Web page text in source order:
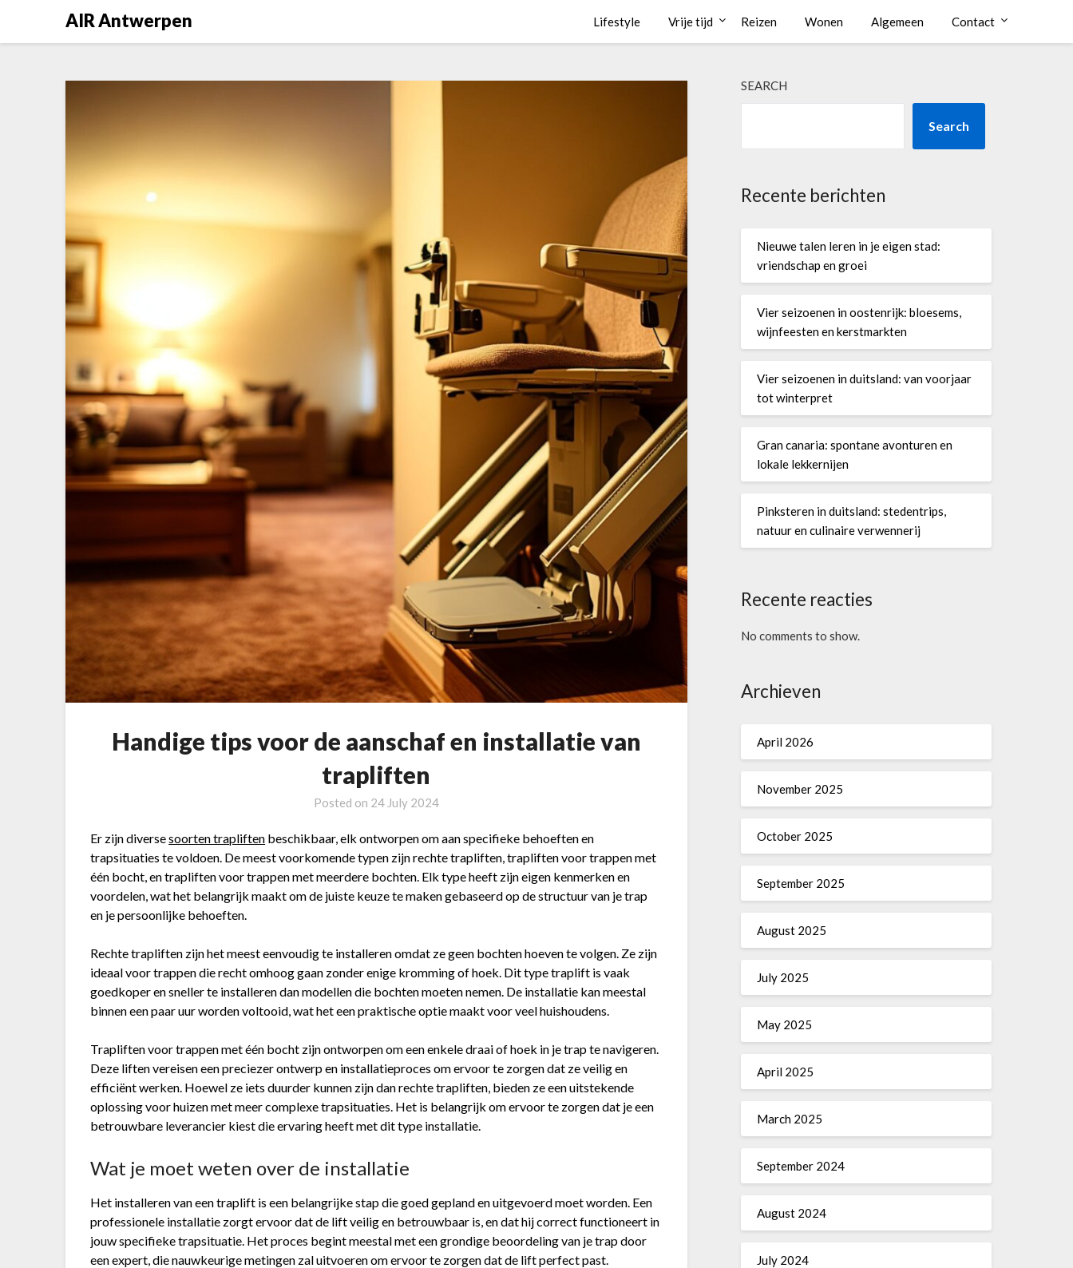
AIR Antwerpen Lifestyle Vrije tijd Reizen Wonen Algemeen Contact
Handige tips voor de aanschaf en installatie van
trapliften
Posted on 24 July 2024
Er zijn diversesoorten trapliften beschikbaar, elk ontworpen om aan specifieke behoeften en
trapsituaties te voldoen. De meest voorkomende typen zijn rechte trapliften, trapliften voor trappen met
één bocht, en trapliften voor trappen met meerdere bochten. Elk type heeft zijn eigen kenmerken en
voordelen, wat het belangrijk maakt om de juiste keuze te maken gebaseerd op de structuur van je trap
en je persoonlijke behoeften.
Rechte trapliften zijn het meest eenvoudig te installeren omdat ze geen bochten hoeven te volgen. Ze zijn
ideaal voor trappen die recht omhoog gaan zonder enige kromming of hoek. Dit type traplift is vaak
goedkoper en sneller te installeren dan modellen die bochten moeten nemen. De installatie kan meestal
binnen een paar uur worden voltooid, wat het een praktische optie maakt voor veel huishoudens.
Trapliften voor trappen met één bocht zijn ontworpen om een enkele draai of hoek in je trap te navigeren.
Deze liften vereisen een preciezer ontwerp en installatieproces om ervoor te zorgen dat ze veilig en
efficiënt werken. Hoewel ze iets duurder kunnen zijn dan rechte trapliften, bieden ze een uitstekende
oplossing voor huizen met meer complexe trapsituaties. Het is belangrijk om ervoor te zorgen dat je een
betrouwbare leverancier kiest die ervaring heeft met dit type installatie.
Wat je moet weten over de installatie
Het installeren van een traplift is een belangrijke stap die goed gepland en uitgevoerd moet worden. Een
professionele installatie zorgt ervoor dat de lift veilig en betrouwbaar is, en dat hij correct functioneert in
jouw specifieke trapsituatie. Het proces begint meestal met een grondige beoordeling van je trap door
een expert, die nauwkeurige metingen zal uitvoeren om ervoor te zorgen dat de lift perfect past.
SEARCH
Search
Recente berichten
Nieuwe talen leren in je eigen stad:
vriendschap en groei
Vier seizoenen in oostenrijk: bloesems,
wijnfeesten en kerstmarkten
Vier seizoenen in duitsland: van voorjaar
tot winterpret
Gran canaria: spontane avonturen en
lokale lekkernijen
Pinksteren in duitsland: stedentrips,
natuur en culinaire verwennerij
Recente reacties
No comments to show.
Archieven
April 2026
November 2025
October 2025
September 2025
August 2025
July 2025
May 2025
April 2025
March 2025
September 2024
August 2024
July 2024